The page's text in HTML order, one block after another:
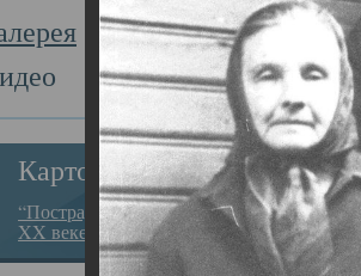
Картотека
“Пострадавшие за веру в
XX веке на Севере”
Главная